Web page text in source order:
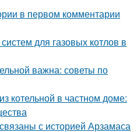
в первом комментарии
для газовых котлов в
важна: советы по
котельной в частном доме:
с историей Арзамаса